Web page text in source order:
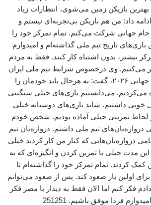
بازیکن زمین می‌شوی، انتظارات زیاد
داد: من هم بازیکن بی‌تجربه‌ای نیستم و
جهانی شرکت می‌کنم‌. تمام تمرکز خود را
تاریخ تیم ملی گذاشته‌ام و امیدوارم
بیشتر، بدون اشتباه کار کنند. فقط به مردم
می‌کنیم. وی درخصوص شرایط تیم ملی ایران
برای حضور در جام جهانی ۲۰۲۶، گفت: به هرحال باید خودمان را
می‌کردیم‌. می‌دانستیم بازی‌های خیلی سنگینی
خوبی داشتیم. شاید بازی‌های دوستانه خیلی
لحاظ تمرینی خیلی آماده بودیم. شخص خودم
دروازه‌بان‌های تیم ملی داشتم. دروازه‌بان تیم
دروازه‌بان‌هایی که کنار من کار کردند خیلی
مدت خیلی با تمرین کردن و انگیزه‌ای که به
کمک کردند. تمام تمرکز خود را گذاشته‌ام تا
برای اولین بار صعود کند. پس از صعود می‌توانم
فکر کنم اما الان فقط به دیدار با مصر فکر
فردا موفق باشیم. 251251